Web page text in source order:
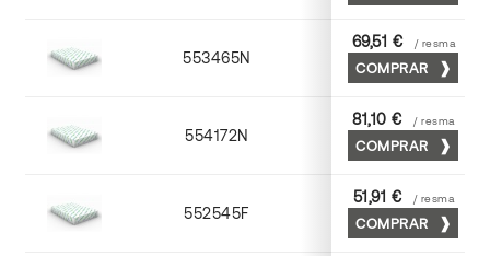
553465N 65 x 90
69,51 € / resma
COMPRAR
554172N 70 x 100
81,10 € / resma
COMPRAR
552545F 45 x 64
51,91 € / resma
COMPRAR